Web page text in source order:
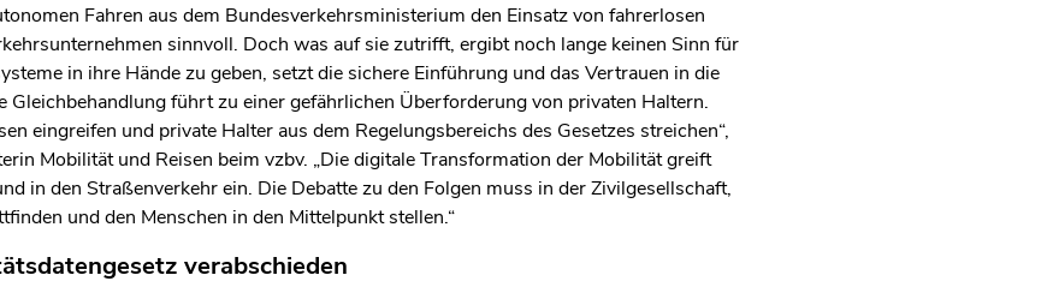
Fahren aus dem Bundesverkehrsministerium den Einsatz von fahrerlosen
sinnvoll. Doch was auf sie zutrifft, ergibt noch lange keinen Sinn für
in ihre Hände zu geben, setzt die sichere Einführung und das Vertrauen in die
Gleichbehandlung führt zu einer gefährlichen Überforderung von privaten Haltern.
eingreifen und private Halter aus dem Regelungsbereichs des Gesetzes streichen“,
Mobilität und Reisen beim vzbv. „Die digitale Transformation der Mobilität greift
in den Straßenverkehr ein. Die Debatte zu den Folgen muss in der Zivilgesellschaft,
und den Menschen in den Mittelpunkt stellen.“
verabschieden